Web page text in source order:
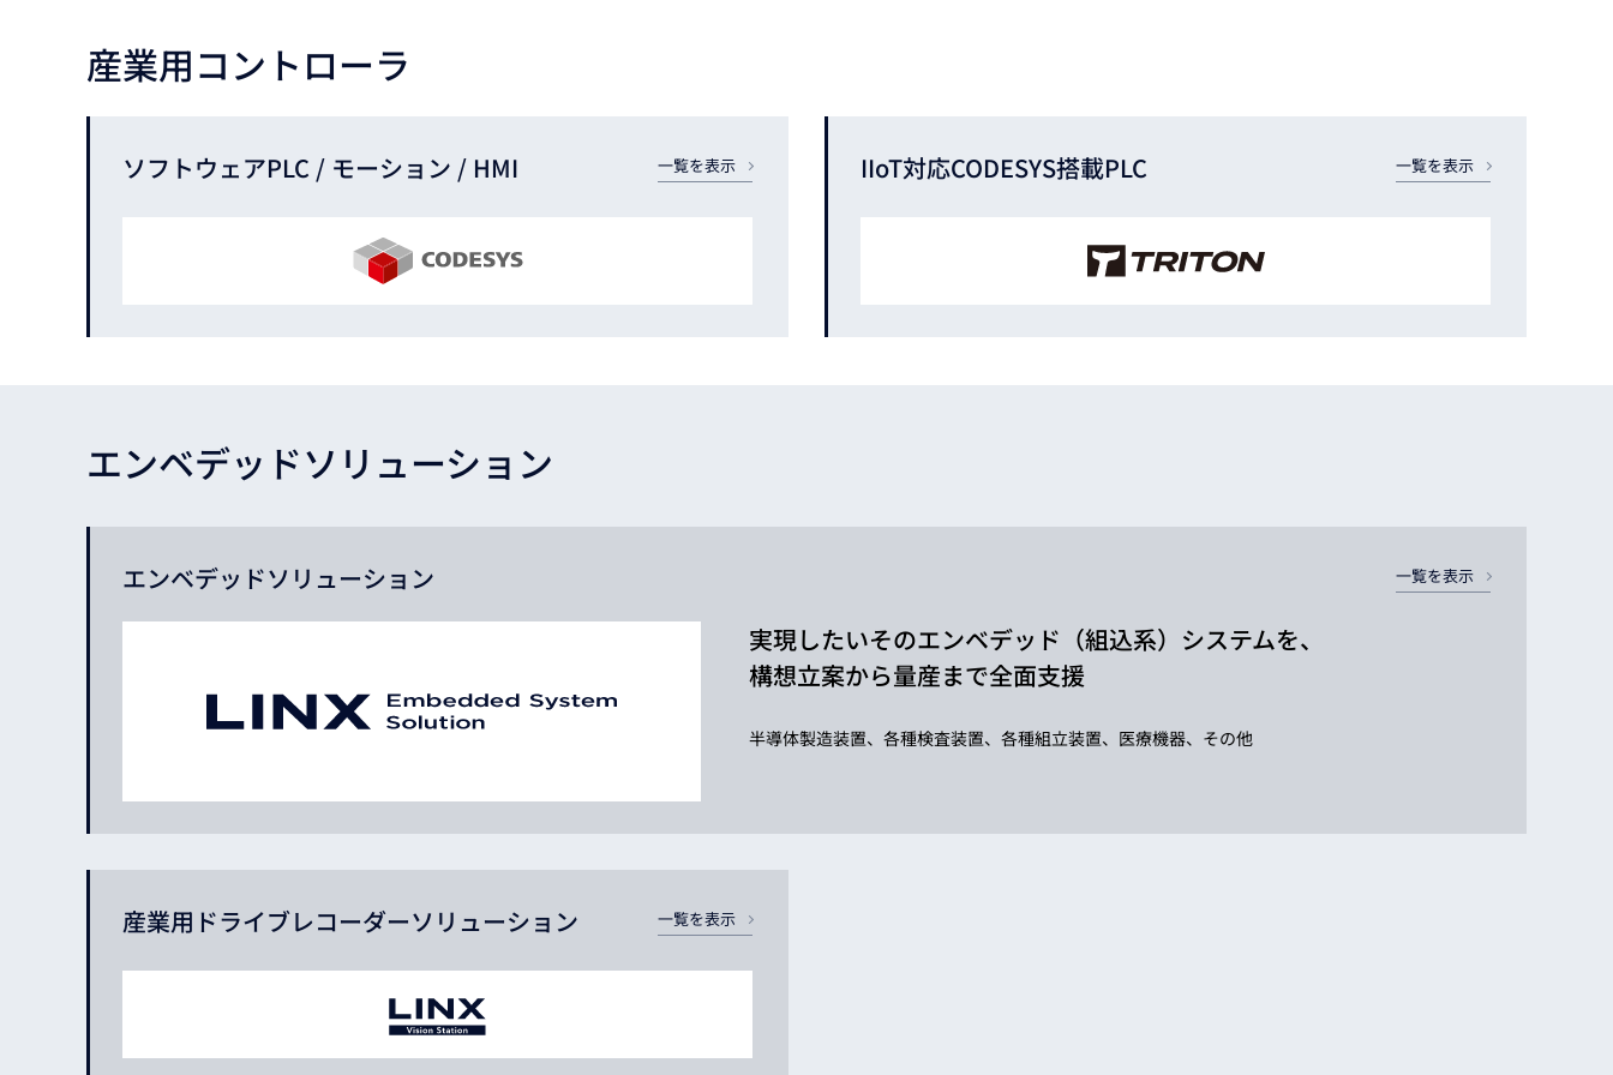
産業用コントローラ
ソフトウェアPLC / モーション / HMI 一覧を表示 IIoT対応CODESYS搭載PLC 一覧を表示
エンベデッドソリューション
エンベデッドソリューション 一覧を表示
実現したいそのエンベデッド（組込系）システムを、
構想立案から量産まで全面支援
半導体製造装置、各種検査装置、各種組立装置、医療機器、その他
産業用ドライブレコーダーソリューション 一覧を表示